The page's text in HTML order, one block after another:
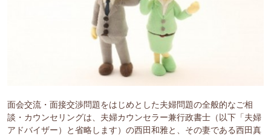
面会交流・面接交渉問題をはじめとした夫婦問題の全般的なご相
談・カウンセリングは、夫婦カウンセラー兼行政書士（以下「夫婦
アドバイザー）と省略します）の西田和雅と、その妻である西田真